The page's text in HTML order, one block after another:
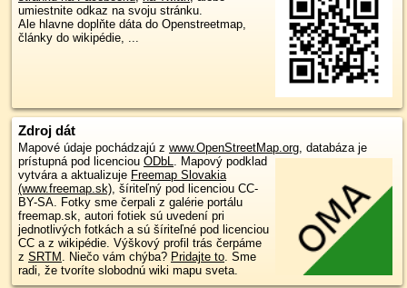
umiestnite odkaz na svoju stránku.
Ale hlavne doplňte dáta do Openstreetmap,
články do wikipédie, ...
Zdroj dát
Mapové údaje pochádzajú z www.OpenStreetMap.org , databáza je
prístupná pod licenciou ODbL
Mapový podklad
vytvára a aktualizuje Freemap Slovakia
(www.freemap.sk) , šíriteľný pod licenciou CC-
BY-SA. Fotky sme čerpali z galérie portálu
freemap.sk, autori fotiek sú uvedení pri
jednotlivých fotkách a sú šíriteľné pod licenciou
CC a z wikipédie. Výškový profil trás čerpáme
z SRTM . Niečo vám chýba? Pridajte to . Sme
radi, že tvoríte slobodnú wiki mapu sveta.